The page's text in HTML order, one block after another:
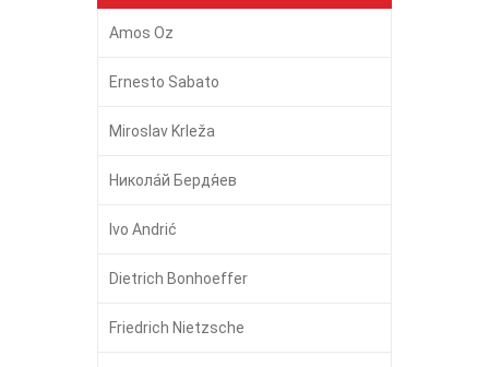
Amos Oz
Ernesto Sabato
Miroslav Krleža
Никола́й Бердя́ев
Ivo Andrić
Dietrich Bonhoeffer
Friedrich Nietzsche